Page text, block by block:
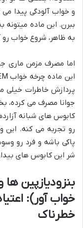
و خواب آلودگی پیدا
ببرن. این ماده
به ظاهر، شروع خواب رو
اما مصرف مزمن ماری
پردازش خاطرات خیلی
جوانا مصرف می کرده،
کابوس های شبانه
رو تجربه می کنه. این
پاکی باشه و فرد رو
شر این کابوس های
بنزودیازپین
خواب آور):
خطرناک